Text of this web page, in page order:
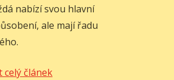
nabízí svou hlavní
ale mají řadu
celý článekReishi